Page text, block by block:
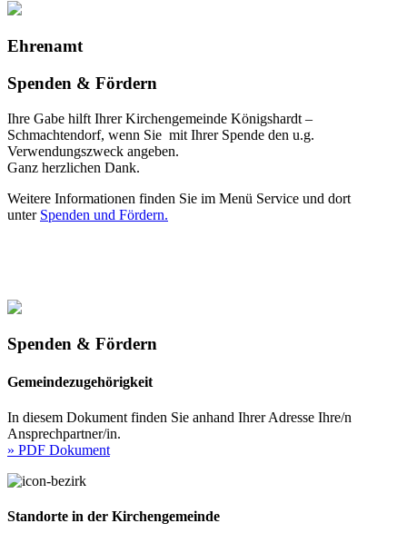
Ehrenamt
Spenden & Fördern
Ihre Gabe hilft Ihrer Kirchengemeinde Königshardt –
Schmachtendorf, wenn Sie mit Ihrer Spende den u.g.
Verwendungszweck angeben.
Ganz herzlichen Dank.
Weitere Informationen finden Sie im Menü Service und dort
unter Spenden und Fördern.
Spenden & Fördern
Gemeindezugehörigkeit
In diesem Dokument finden Sie anhand Ihrer Adresse Ihre/n
Ansprechpartner/in.
» PDF Dokument
Standorte in der Kirchengemeinde